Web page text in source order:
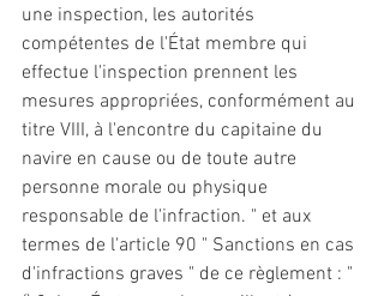
une inspection, les autorités
compétentes de l'État membre qui
effectue l'inspection prennent les
mesures appropriées, conformément au
titre VIII, à l'encontre du capitaine du
navire en cause ou de toute autre
personne morale ou physique
responsable de l'infraction. " et aux
termes de l'article 90 " Sanctions en cas
d'infractions graves " de ce règlement : "